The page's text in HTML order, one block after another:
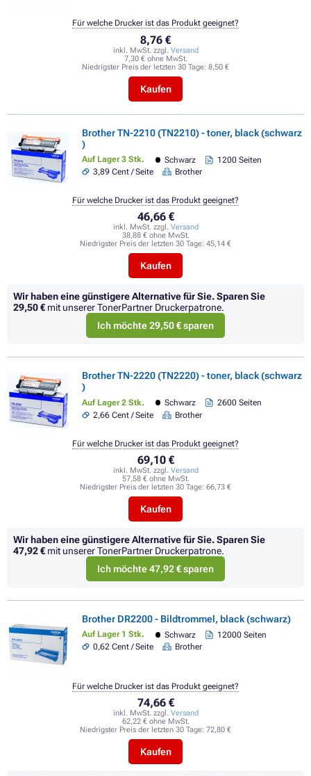
8,76 €
inkl. MwSt. zzgl. Versand
7,30 € ohne MwSt.
Niedrigster Preis der letzten 30 Tage: 8,50 €
Kaufen
Für welche Drucker ist das Produkt geeignet?
Brother TN-2210 (TN2210) - toner, black (schwarz
)
Auf Lager 3 Stk. Schwarz
1200 Seiten
3,89 Cent / Seite
Brother
46,66 €
inkl. MwSt. zzgl. Versand
38,88 € ohne MwSt.
Niedrigster Preis der letzten 30 Tage: 45,14 €
Kaufen
Für welche Drucker ist das Produkt geeignet?
Wir haben eine günstigere Alternative für Sie.Sparen Sie
29,50 € mit unserer TonerPartner Druckerpatrone.
Ich möchte 29,50 € sparen
Brother TN-2220 (TN2220) - toner, black (schwarz
)
Auf Lager 2 Stk. Schwarz
2600 Seiten
2,66 Cent / Seite
Brother
69,10 €
inkl. MwSt. zzgl. Versand
57,58 € ohne MwSt.
Niedrigster Preis der letzten 30 Tage: 66,73 €
Kaufen
Für welche Drucker ist das Produkt geeignet?
Wir haben eine günstigere Alternative für Sie.Sparen Sie
47,92 € mit unserer TonerPartner Druckerpatrone.
Ich möchte 47,92 € sparen
Brother DR2200 - Bildtrommel, black (schwarz)
Auf Lager 1 Stk. Schwarz
12000 Seiten
0,62 Cent / Seite
Brother
74,66 €
inkl. MwSt. zzgl. Versand
62,22 € ohne MwSt.
Niedrigster Preis der letzten 30 Tage: 72,80 €
Kaufen
Für welche Drucker ist das Produkt geeignet?